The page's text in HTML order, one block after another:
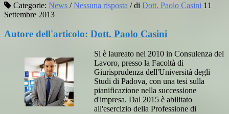
Categorie: News / Nessuna risposta /di Dott. Paolo Casini 11
Settembre 2013
Autore dell'articolo: Dott. Paolo Casini
Si è laureato nel 2010 in Consulenza del
Lavoro, presso la Facoltà di
Giurisprudenza dell'Università degli
Studi di Padova, con una tesi sulla
pianificazione nella successione
d'impresa. Dal 2015 è abilitato
all'esercizio della Professione di